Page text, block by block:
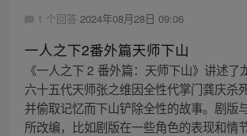
1 个回答 2024年08月28日 09:06
一人之下2番外篇天师下山
《一人之下 2 番外篇：天师下山》讲述了
六十五代天师张之维因全性代掌门龚庆杀
并偷取记忆而下山铲除全性的故事。剧版
所改编，比如剧版在一些角色的表现和情